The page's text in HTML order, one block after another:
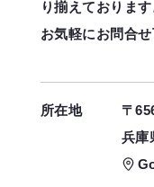
り揃えております
お気軽にお問合せ
所在地
〒
兵庫